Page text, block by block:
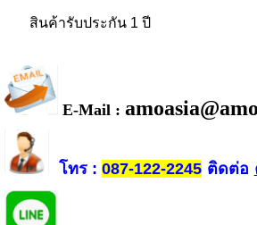
สินค้ารับประกัน 1 ปี
E-Mail :
โทร: 087-122-2245ติดต่อ